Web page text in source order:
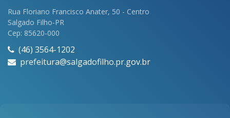
Rua Floriano Francisco Anater, 50 - Centro
Salgado Filho-PR
Cep: 85620-000
(46) 3564-1202
prefeitura@salgadofilho.pr.gov.br